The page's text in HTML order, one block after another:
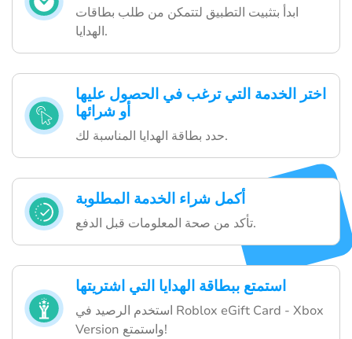
ابدأ بتثبيت التطبيق لتتمكن من طلب بطاقات
الهدايا.
اختر الخدمة التي ترغب في الحصول عليها
أو شرائها
حدد بطاقة الهدايا المناسبة لك.
أكمل شراء الخدمة المطلوبة
تأكد من صحة المعلومات قبل الدفع.
استمتع ببطاقة الهدايا التي اشتريتها
استخدم الرصيد في Roblox eGift Card - Xbox
Version واستمتع!